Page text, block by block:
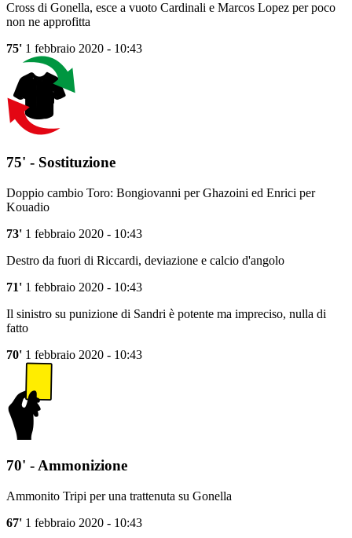
Cross di Gonella, esce a vuoto Cardinali e Marcos Lopez per poco
non ne approfitta
75' 1 febbraio 2020 - 10:43
75' - Sostituzione
Doppio cambio Toro: Bongiovanni per Ghazoini ed Enrici per
Kouadio
73' 1 febbraio 2020 - 10:43
Destro da fuori di Riccardi, deviazione e calcio d'angolo
71' 1 febbraio 2020 - 10:43
Il sinistro su punizione di Sandri è potente ma impreciso, nulla di
fatto
70' 1 febbraio 2020 - 10:43
70' - Ammonizione
Ammonito Tripi per una trattenuta su Gonella
67' 1 febbraio 2020 - 10:43